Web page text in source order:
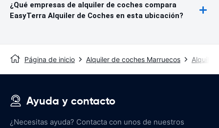
¿Qué empresas de alquiler de coches compara
EasyTerra Alquiler de Coches en esta ubicación?
Página de inicio Alquiler de coches Marruecos Alquiler
Ayuda y contacto
¿Necesitas ayuda? Contacta con unos de nuestros